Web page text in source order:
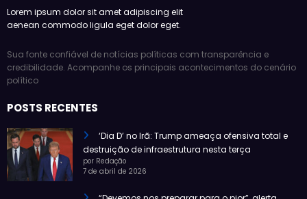
Lorem ipsum dolor sit amet adipiscing elit
aenean commodo ligula eget dolor eget.
Sua fonte confiável de notícias políticas com transparência e
credibilidade. Acompanhe os principais acontecimentos do cenário
político
POSTS RECENTES
‘Dia D’ no Irã: Trump ameaça ofensiva total e
destruição de infraestrutura nesta terça
por Redação
7 de abril de 2026